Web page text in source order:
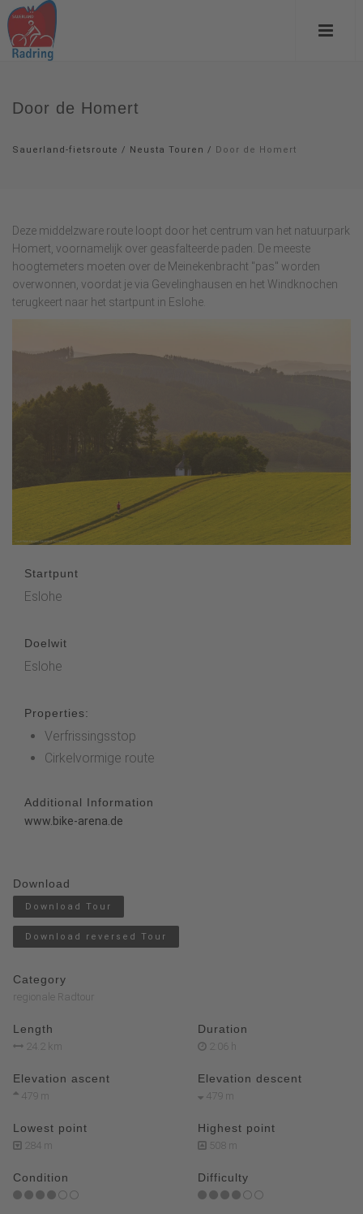
Door de Homert
Sauerland-fietsroute / Neusta Touren / Door de Homert
Deze middelzware route loopt door het centrum van het natuurpark
Homert, voornamelijk over geasfalteerde paden. De meeste
hoogtemeters moeten over de Meinekenbracht "pas" worden
overwonnen, voordat je via Gevelinghausen en het Windknochen
terugkeert naar het startpunt in Eslohe.
Startpunt
Eslohe
Doelwit
Eslohe
Properties:
Verfrissingsstop
Cirkelvormige route
Additional Information
www.bike-arena.de
Download
Download Tour
Download reversed Tour
Category
regionale Radtour
Length
24.2 km
Duration
2:06 h
Elevation ascent
479 m
Elevation descent
479 m
Lowest point
284 m
Highest point
508 m
Condition Difficulty